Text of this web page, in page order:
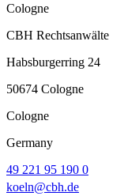
Cologne
CBH Rechtsanwälte
Habsburgerring 24
50674 Cologne
Cologne
Germany
49 221 95 190 0
koeln@cbh.de